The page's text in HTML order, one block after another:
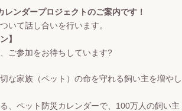
レンダープロジェクトのご案内です！
いて話し合いを行います。
】
ご参加をお待ちしています?
な家族（ペット）の命を守れる飼い主を増やし
、ペット防災カレンダーで、100万人の飼い主